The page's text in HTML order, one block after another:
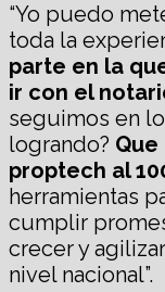
“Yo puedo
toda la
parte en la
ir con el
seguimos en
logrando?
proptech al
herramientas
cumplir
crecer y
nivel nacional”.